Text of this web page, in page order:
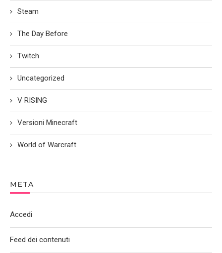
Steam
The Day Before
Twitch
Uncategorized
V RISING
Versioni Minecraft
World of Warcraft
META
Accedi
Feed dei contenuti